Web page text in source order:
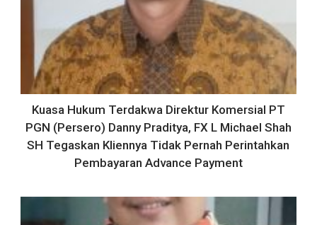
Kuasa Hukum Terdakwa Direktur Komersial PT
PGN (Persero) Danny Praditya, FX L Michael Shah
SH Tegaskan Kliennya Tidak Pernah Perintahkan
Pembayaran Advance Payment